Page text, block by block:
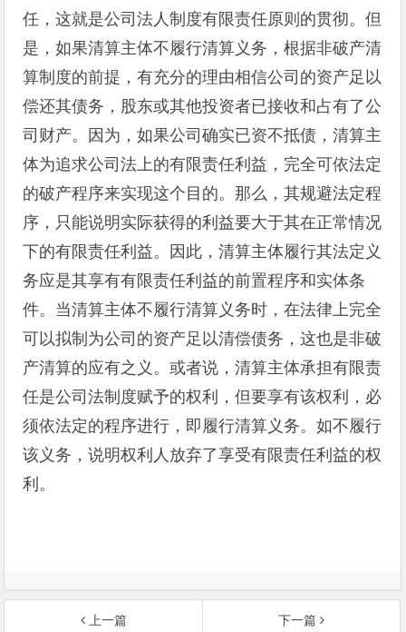
任，这就是公司法人制度有限责任原则的贯彻。但
是，如果清算主体不履行清算义务，根据非破产清
算制度的前提，有充分的理由相信公司的资产足以
偿还其债务，股东或其他投资者已接收和占有了公
司财产。因为，如果公司确实已资不抵债，清算主
体为追求公司法上的有限责任利益，完全可依法定
的破产程序来实现这个目的。那么，其规避法定程
序，只能说明实际获得的利益要大于其在正常情况
下的有限责任利益。因此，清算主体履行其法定义
务应是其享有有限责任利益的前置程序和实体条
件。当清算主体不履行清算义务时，在法律上完全
可以拟制为公司的资产足以清偿债务，这也是非破
产清算的应有之义。或者说，清算主体承担有限责
任是公司法制度赋予的权利，但要享有该权利，必
须依法定的程序进行，即履行清算义务。如不履行
该义务，说明权利人放弃了享受有限责任利益的权
利。
上一篇 下一篇